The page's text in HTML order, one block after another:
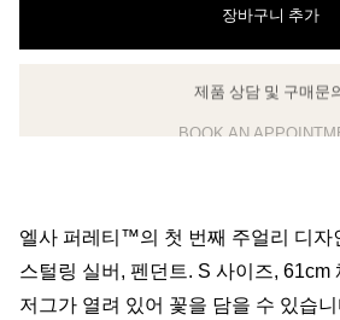
장바구니 추가
클라이언트 어드바이저에게 문의하거나
BOOK AN
엘사 퍼레티™의 첫 번째 주얼리 디자
스털링 실버, 펜던트. S 사이즈, 61cm
저그가 열려 있어 꽃을 담을 수 있습